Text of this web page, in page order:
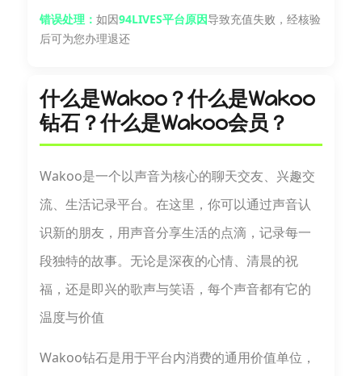
错误处理：如因94LIVES平台原因导致充值失败，经核验
后可为您办理退还
什么是Wakoo？什么是Wakoo
钻石？什么是Wakoo会员？
Wakoo是一个以声音为核心的聊天交友、兴趣交
流、生活记录平台。在这里，你可以通过声音认
识新的朋友，用声音分享生活的点滴，记录每一
段独特的故事。无论是深夜的心情、清晨的祝
福，还是即兴的歌声与笑语，每个声音都有它的
温度与价值
Wakoo钻石是用于平台内消费的通用价值单位，